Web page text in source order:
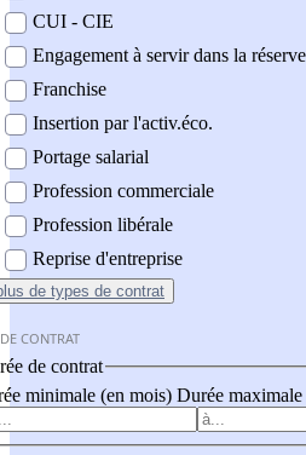
CUI - CIE
Engagement à servir dans la réserve
Franchise
Insertion par l'activ.éco.
Portage salarial
Profession commerciale
Profession libérale
Reprise d'entreprise
de types de contrat
CONTRAT
de contrat
minimale (en mois) Durée